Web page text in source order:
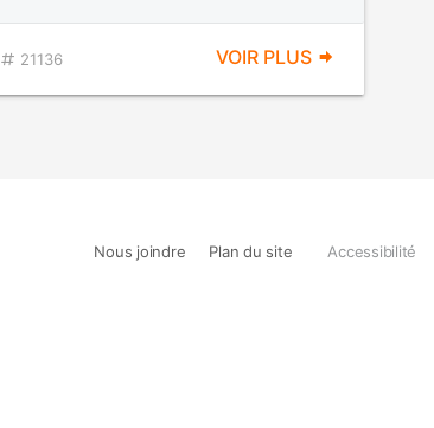
21136 VOIR PLUS
Nous joindre Plan du site Accessibilité